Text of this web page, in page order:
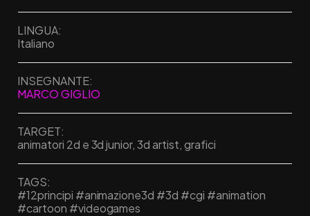
LINGUA:
Italiano
INSEGNANTE:
MARCO GIGLIO
TARGET:
animatori 2d e 3d junior, 3d artist, grafici
TAGS:
#12principi #animazione3d #3d #cgi #animation
#cartoon #videogames